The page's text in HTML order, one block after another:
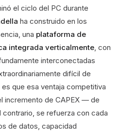
el ciclo del PC durante
ha construido en los
una plataforma de
integrada verticalmente, con
interconectadas
difícil de
que esa ventaja competitiva
incremento de CAPEX — de
se refuerza con cada
de datos, capacidad